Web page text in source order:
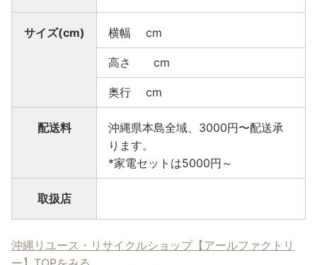
サイズ(cm) 横幅 cm
高さ cm
奥行 cm
配送料
沖縄県本島全域、3000円〜配送承
ります。
*家電セットは5000円～
取扱店
沖縄リユース・リサイクルショップ【アールファクトリ